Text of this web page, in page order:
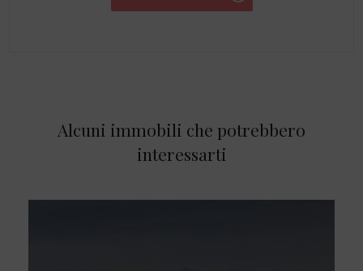
Alcuni immobili che potrebbero
interessarti